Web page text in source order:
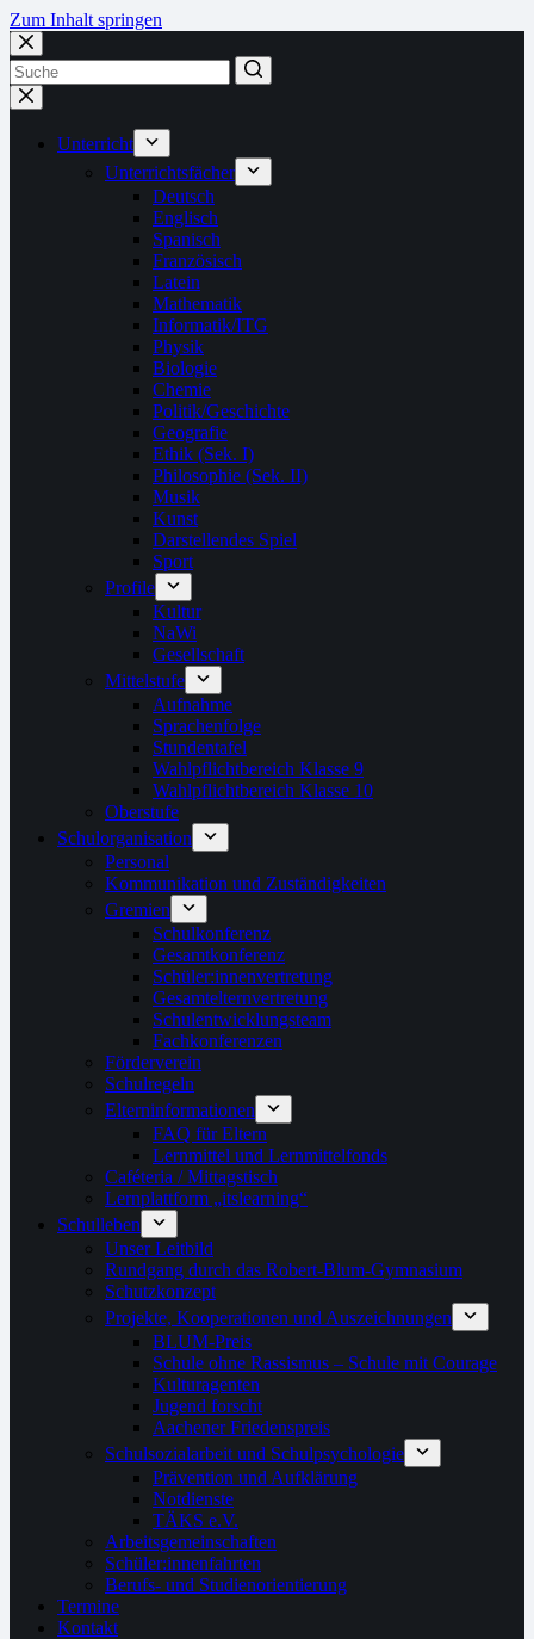
Zum Inhalt springen
Unterricht
Unterrichtsfächer
Deutsch
Englisch
Spanisch
Französisch
Latein
Mathematik
Informatik/ITG
Physik
Biologie
Chemie
Politik/Geschichte
Geografie
Ethik (Sek. I)
Philosophie (Sek. II)
Musik
Kunst
Darstellendes Spiel
Sport
Profile
Kultur
NaWi
Gesellschaft
Mittelstufe
Aufnahme
Sprachenfolge
Stundentafel
Wahlpflichtbereich Klasse 9
Wahlpflichtbereich Klasse 10
Oberstufe
Schulorganisation
Personal
Kommunikation und Zuständigkeiten
Gremien
Schulkonferenz
Gesamtkonferenz
Schüler:innenvertretung
Gesamtelternvertretung
Schulentwicklungsteam
Fachkonferenzen
Förderverein
Schulregeln
Elterninformationen
FAQ für Eltern
Lernmittel und Lernmittelfonds
Caféteria / Mittagstisch
Lernplattform „itslearning“
Schulleben
Unser Leitbild
Rundgang durch das Robert-Blum-Gymnasium
Schutzkonzept
Projekte, Kooperationen und Auszeichnungen
BLUM-Preis
Schule ohne Rassismus – Schule mit Courage
Kulturagenten
Jugend forscht
Aachener Friedenspreis
Schulsozialarbeit und Schulpsychologie
Prävention und Aufklärung
Notdienste
TÄKS e.V.
Arbeitsgemeinschaften
Schüler:innenfahrten
Berufs- und Studienorientierung
Termine
Kontakt